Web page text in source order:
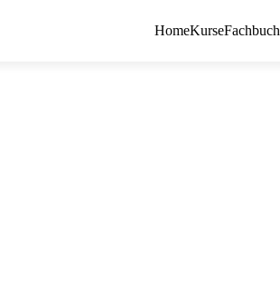
HomeKurseFachbuch